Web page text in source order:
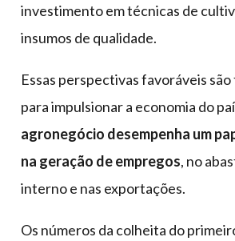
investimento em técnicas de
insumos de qualidade.
Essas perspectivas favoráveis
para impulsionar a economia do
agronegócio desempenha um
na geração de empregos, no
interno e nas exportações.
Os números da colheita do